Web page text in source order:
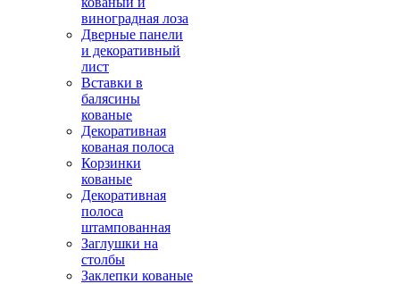
виноградная лоза
Дверные панели
и декоративный
лист
Вставки в
балясины
кованые
Декоративная
кованая полоса
Корзинки
кованые
Декоративная
полоса
штампованная
Заглушки на
столбы
Заклепки кованые